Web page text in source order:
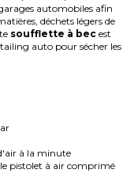
automobiles afin
déchets légers de
soufflette à bec est
auto pour sécher les
à la minute
pistolet à air comprimé